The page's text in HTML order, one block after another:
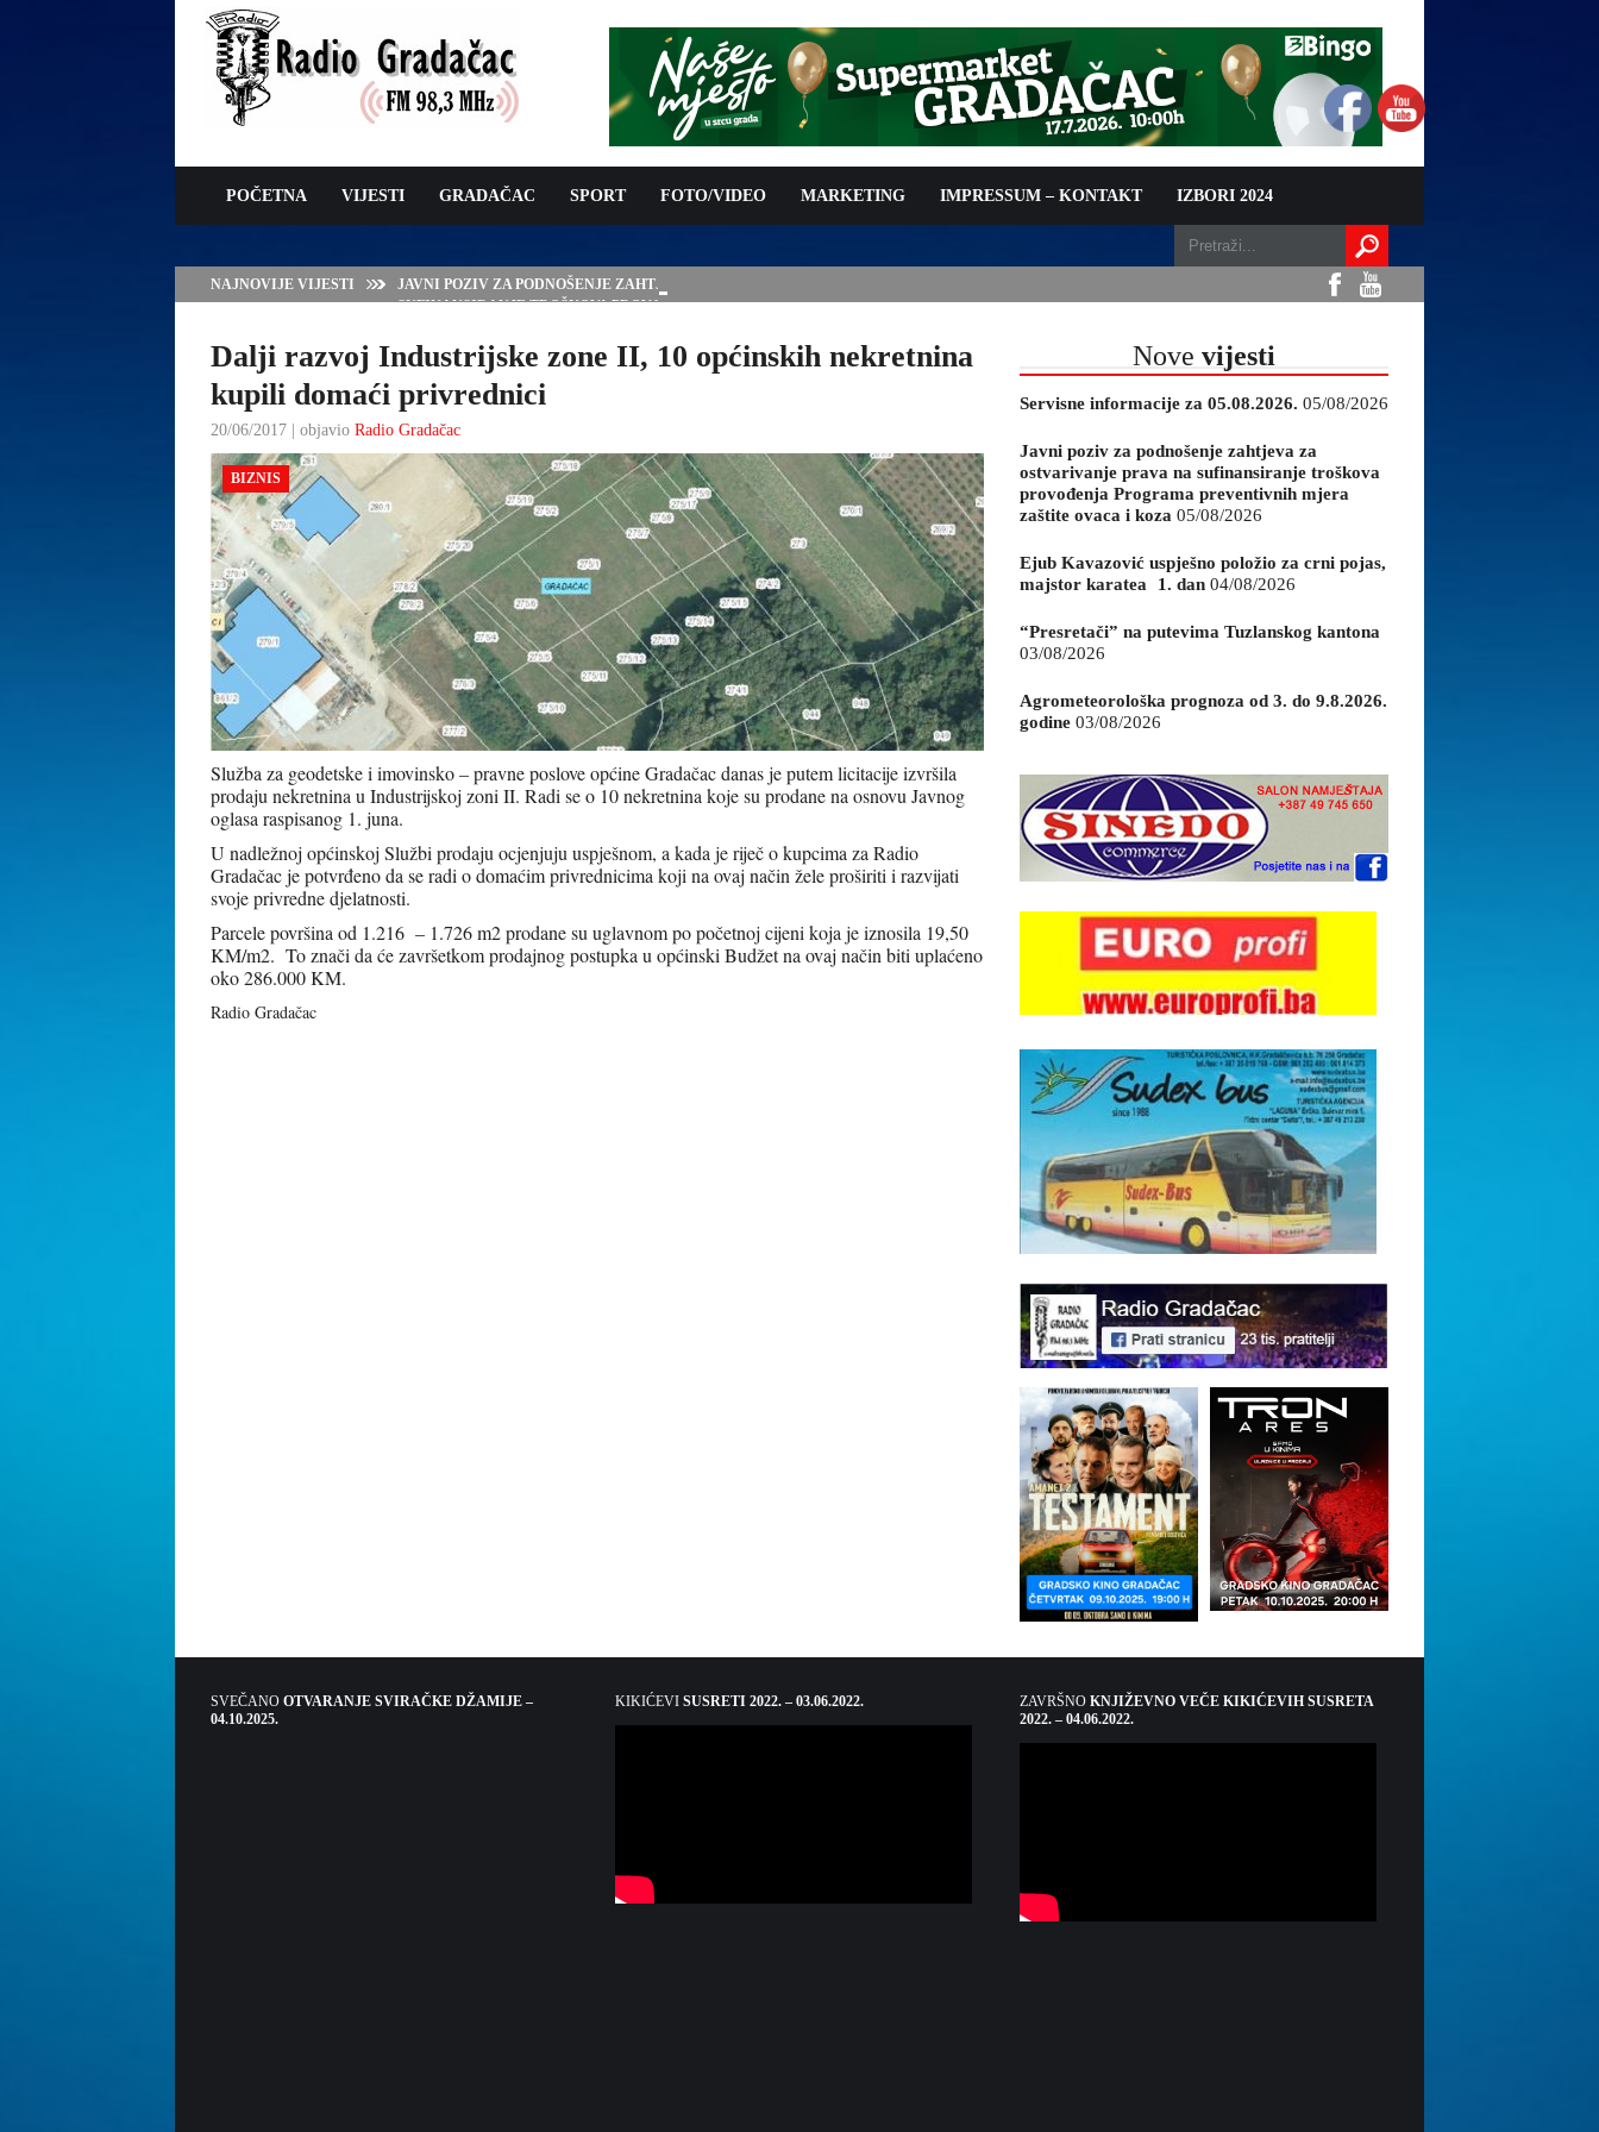
POČETNA VIJESTI GRADAČAC SPORT FOTO/VIDEO MARKETING IMPRESSUM – KONTAKT IZBORI 2024
NAJNOVIJE VIJESTI
JAVNI POZIV ZA PODNOŠENJE ZAHTJEVA ZA OSTVARIVANJE PRAVA NA
SUFINANSIRANJE TROŠKOVA PROVOĐENJA PROGRAMA PREVENTIVNIH MJERA
Dalji razvoj Industrijske zone II, 10 općinskih nekretnina
kupili domaći privrednici
20/06/2017 | objavio Radio Gradačac
BIZNIS
Služba za geodetske i imovinsko – pravne poslove općine Gradačac danas je putem licitacije izvršila
prodaju nekretnina u Industrijskoj zoni II. Radi se o 10 nekretnina koje su prodane na osnovu Javnog
oglasa raspisanog 1. juna.
U nadležnoj općinskoj Službi prodaju ocjenjuju uspješnom, a kada je riječ o kupcima za Radio
Gradačac je potvrđeno da se radi o domaćim privrednicima koji na ovaj način žele proširiti i razvijati
svoje privredne djelatnosti.
Parcele površina od 1.216 – 1.726 m2 prodane su uglavnom po početnoj cijeni koja je iznosila 19,50
KM/m2. To znači da će završetkom prodajnog postupka u općinski Budžet na ovaj način biti uplaćeno
oko 286.000 KM.
Radio Gradačac
Nove vijesti
Servisne informacije za 05.08.2026. 05/08/2026
Javni poziv za podnošenje zahtjeva za
ostvarivanje prava na sufinansiranje troškova
provođenja Programa preventivnih mjera
zaštite ovaca i koza 05/08/2026
Ejub Kavazović uspješno položio za crni pojas,
majstor karatea 1. dan 04/08/2026
“Presretači” na putevima Tuzlanskog kantona
03/08/2026
Agrometeorološka prognoza od 3. do 9.8.2026.
godine 03/08/2026
SVEČANO OTVARANJE SVIRAČKE DŽAMIJE –
04.10.2025.
KIKIĆEVI SUSRETI 2022. – 03.06.2022. ZAVRŠNO KNJIŽEVNO VEČE KIKIĆEVIH SUSRETA
2022. – 04.06.2022.